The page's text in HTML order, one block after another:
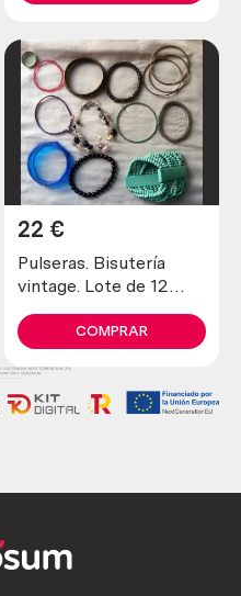
Pulseras. Bisutería
vintage. Lote de 12
22 €
COMPRAR